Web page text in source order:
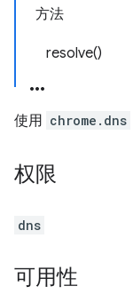
方法
resolve()
使用 chrome.dns
权限
dns
可用性